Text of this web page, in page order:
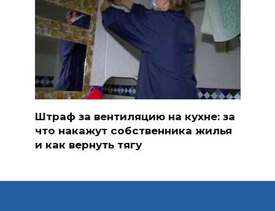
Штраф за вентиляцию на кухне: за
что накажут собственника жилья
и как вернуть тягу